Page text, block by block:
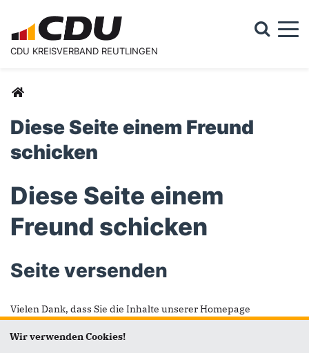
CDU KREISVERBAND REUTLINGEN
Suchformular
Sie sind hier
Diese Seite einem Freund
schicken
Diese Seite einem
Freund schicken
Seite versenden
Vielen Dank, dass Sie die Inhalte unserer Homepage
weiterempfehlen.
Wir verwenden Cookies!